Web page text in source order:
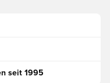
seit 1995